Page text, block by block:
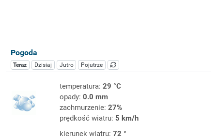
Pogoda
Teraz Dzisiaj Jutro Pojutrze
temperatura: 29 °C
opady: 0.0 mm
zachmurzenie: 27%
prędkość wiatru: 5 km/h
kierunek wiatru: 72 °